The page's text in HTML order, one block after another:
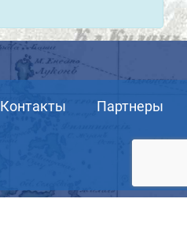
Контакты Партнеры